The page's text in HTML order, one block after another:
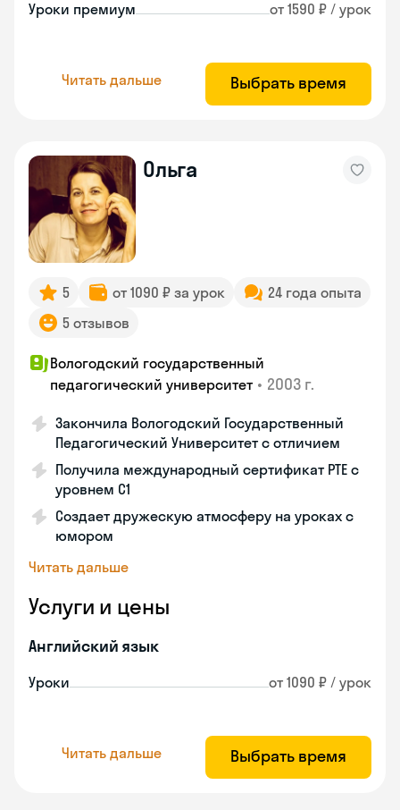
Уроки премиум от 1590 ₽ / урок
Читать дальше Выбрать время
Ольга
5 от 1090 ₽ за урок
24 года опыта
5 отзывов
Вологодский государственный
педагогический университет • 2003 г.
Закончила Вологодский Государственный
Педагогический Университет с отличием
Получила международный сертификат PTE с
уровнем C1
Создает дружескую атмосферу на уроках с
юмором
Читать дальше
Услуги и цены
Английский язык
Уроки от 1090 ₽ / урок
Читать дальше Выбрать время